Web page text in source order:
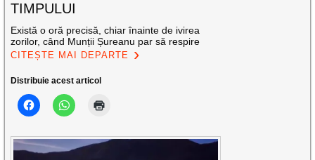
TIMPULUI
Există o oră precisă, chiar înainte de ivirea
zorilor, când Munții Șureanu par să respire
CITEȘTE MAI DEPARTE
Distribuie acest articol